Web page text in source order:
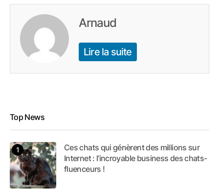
Arnaud
Lire la suite
Top News
Ces chats qui génèrent des millions sur
Internet : l’incroyable business des chats-
fluenceurs !